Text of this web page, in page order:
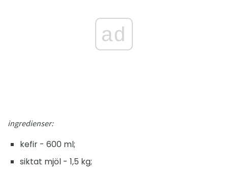
ad
ingredienser:
kefir - 600 ml;
siktat mjöl - 1,5 kg;